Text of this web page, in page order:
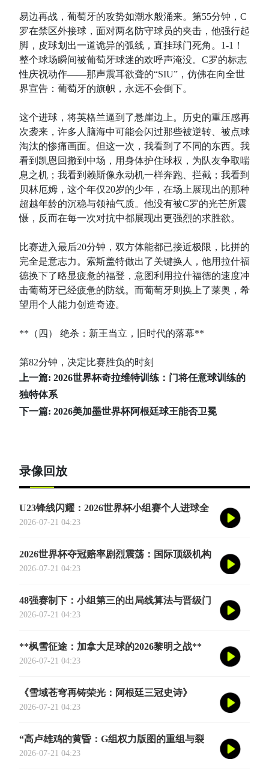
易边再战，葡萄牙的攻势如潮水般涌来。第55分钟，C
罗在禁区外接球，面对两名防守球员的夹击，他强行起
脚，皮球划出一道诡异的弧线，直挂球门死角。1-1！
整个球场瞬间被葡萄牙球迷的欢呼声淹没。C罗的标志
性庆祝动作——那声震耳欲聋的“SIU”，仿佛在向全世
界宣告：葡萄牙的旗帜，永远不会倒下。
这个进球，将英格兰逼到了悬崖边上。历史的重压感再
次袭来，许多人脑海中可能会闪过那些被逆转、被点球
淘汰的惨痛画面。但这一次，我看到了不同的东西。我
看到凯恩回撤到中场，用身体护住球权，为队友争取喘
息之机；我看到赖斯像永动机一样奔跑、拦截；我看到
贝林厄姆，这个年仅20岁的少年，在场上展现出的那种
超越年龄的沉稳与领袖气质。他没有被C罗的光芒所震
慑，反而在每一次对抗中都展现出更强烈的求胜欲。
比赛进入最后20分钟，双方体能都已接近极限，比拼的
完全是意志力。索斯盖特做出了关键换人，他用拉什福
德换下了略显疲惫的福登，意图利用拉什福德的速度冲
击葡萄牙已经疲惫的防线。而葡萄牙则换上了莱奥，希
望用个人能力创造奇迹。
**（四） 绝杀：新王当立，旧时代的落幕**
第82分钟，决定比赛胜负的时刻
上一篇: 2026世界杯奇拉维特训练：门将任意球训练的
独特体系
下一篇: 2026美加墨世界杯阿根廷球王能否卫冕
录像回放
U23锋线闪耀：2026世界杯小组赛个人进球全
记录
2026-07-21 04:23
2026世界杯夺冠赔率剧烈震荡：国际顶级机构
最新榜单出炉
2026-07-21 04:23
48强赛制下：小组第三的出局线算法与晋级门
槛推演
2026-07-21 04:23
**枫雪征途：加拿大足球的2026黎明之战**
2026-07-21 04:23
《雪域苍穹再铸荣光：阿根廷三冠史诗》
2026-07-21 04:23
“高卢雄鸡的黄昏：G组权力版图的重组与裂
变”
2026-07-21 04:23